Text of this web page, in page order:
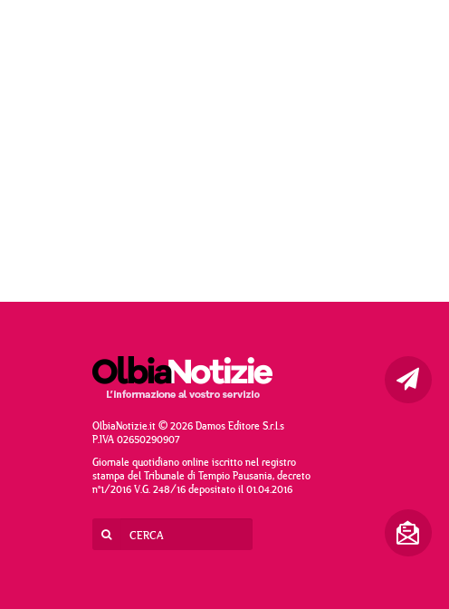
OlbiaNotizie.it © 2026 Damos Editore S.r.l.s
P.IVA 02650290907
Giornale quotidiano online iscritto nel registro
stampa del Tribunale di Tempio Pausania, decreto
n°1/2016 V.G. 248/16 depositato il 01.04.2016